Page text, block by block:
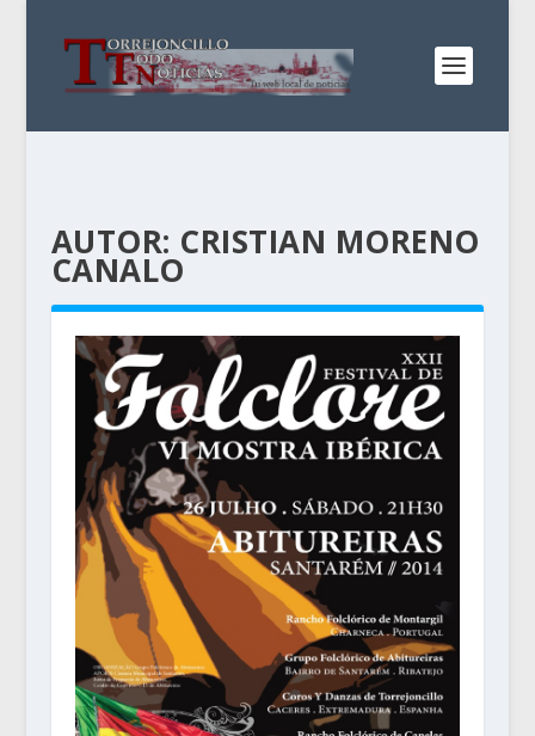
AUTOR: CRISTIAN MORENO
CANALO